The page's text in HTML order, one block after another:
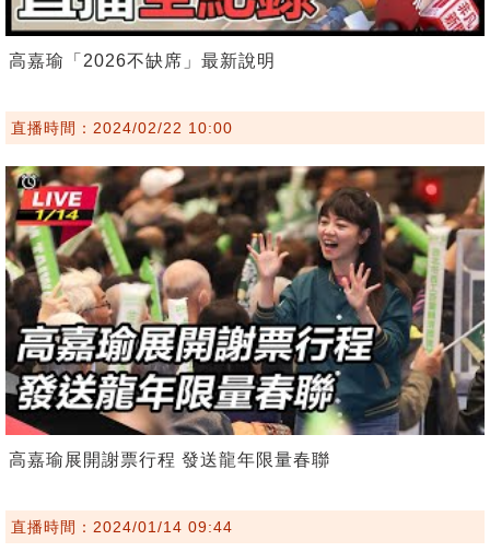
高嘉瑜「2026不缺席」最新說明
直播時間：2024/02/22 10:00
高嘉瑜展開謝票行程 發送龍年限量春聯
直播時間：2024/01/14 09:44